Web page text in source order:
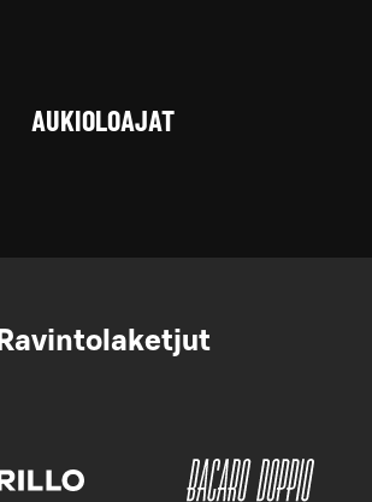
AUKIOLOAJAT
Ravintolaketjut